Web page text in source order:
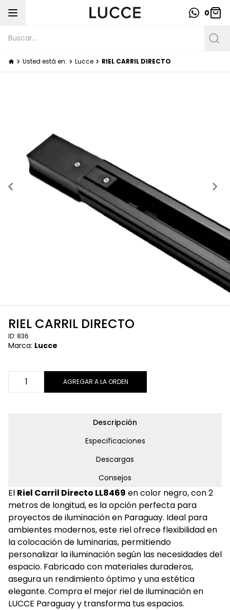
0
Usted está en: Lucce RIEL CARRIL DIRECTO
RIEL CARRIL DIRECTO
ID: 836
Marca: Lucce
AGREGAR A LA ORDEN
Descripción
Especificaciones
Descargas
Consejos
El Riel Carril Directo LL8469 en color negro, con 2
metros de longitud, es la opción perfecta para
proyectos de iluminación en Paraguay. Ideal para
ambientes modernos, este riel ofrece flexibilidad en
la colocación de luminarias, permitiendo
personalizar la iluminación según las necesidades del
espacio. Fabricado con materiales duraderos,
asegura un rendimiento óptimo y una estética
elegante. Compra el mejor riel de iluminación en
LUCCE Paraguay y transforma tus espacios.